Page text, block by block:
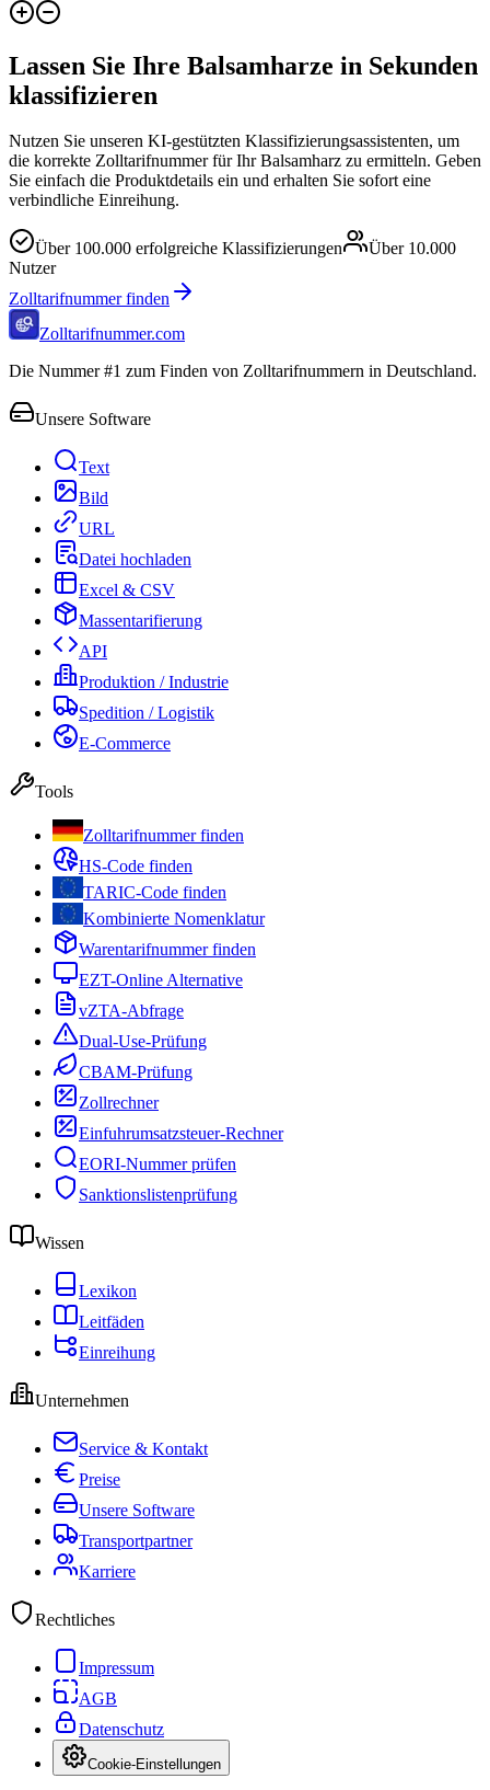
Lassen Sie Ihre Balsamharze in Sekunden
klassifizieren
Nutzen Sie unseren KI-gestützten Klassifizierungsassistenten, um
die korrekte Zolltarifnummer für Ihr Balsamharz zu ermitteln. Geben
Sie einfach die Produktdetails ein und erhalten Sie sofort eine
verbindliche Einreihung.
Über 100.000 erfolgreiche Klassifizierungen Über 10.000
Nutzer
Zolltarifnummer finden
Zolltarifnummer.com
Die Nummer #1 zum Finden von Zolltarifnummern in Deutschland.
Unsere Software
Text
Bild
URL
Datei hochladen
Excel & CSV
Massentarifierung
API
Produktion / Industrie
Spedition / Logistik
E-Commerce
Tools
Zolltarifnummer finden
HS-Code finden
TARIC-Code finden
Kombinierte Nomenklatur
Warentarifnummer finden
EZT-Online Alternative
vZTA-Abfrage
Dual-Use-Prüfung
CBAM-Prüfung
Zollrechner
Einfuhrumsatzsteuer-Rechner
EORI-Nummer prüfen
Sanktionslistenprüfung
Wissen
Lexikon
Leitfäden
Einreihung
Unternehmen
Service & Kontakt
Preise
Unsere Software
Transportpartner
Karriere
Rechtliches
Impressum
AGB
Datenschutz
Cookie-Einstellungen